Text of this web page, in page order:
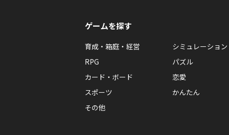
ゲームを探す
育成・箱庭・経営
シミュレーション
RPG
パズル
カード・ボード
恋愛
スポーツ
かんたん
その他